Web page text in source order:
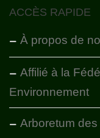
ACCÈS RAPIDE
À propos de
Affilié à la
Environnement
Arboretum